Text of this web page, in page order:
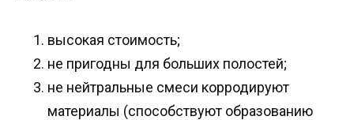
высокая стоимость;
не пригодны для больших полостей;
не нейтральные смеси корродируют
материалы (способствуют образованию